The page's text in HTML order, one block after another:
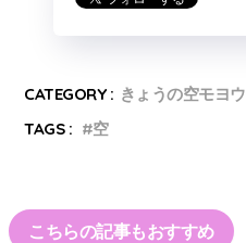
CATEGORY : きょうの空モヨウ
TAGS :
空
こちらの記事もおすすめ